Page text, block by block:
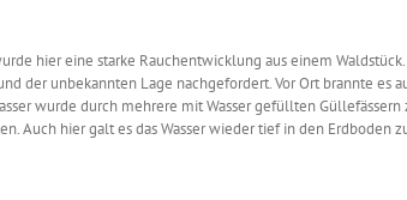
hier eine starke Rauchentwicklung aus einem
der unbekannten Lage nachgefordert. Vor Ort brannte es
wurde durch mehrere mit Wasser gefüllten
Auch hier galt es das Wasser wieder tief in den Erdboden